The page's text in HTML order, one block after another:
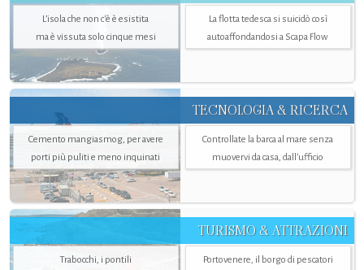
L’isola che non c'è è esistita
ma è vissuta solo cinque mesi
La flotta tedesca si suicidò così
autoaffondandosi a Scapa Flow
TECNOLOGIA & RICERCA
Cemento mangiasmog, per avere
porti più puliti e meno inquinati
Controllate la barca al mare senza
muovervi da casa, dall’ufficio
TURISMO & ATTRAZIONI
Trabocchi, i pontili
Portovenere, il borgo di pescatori